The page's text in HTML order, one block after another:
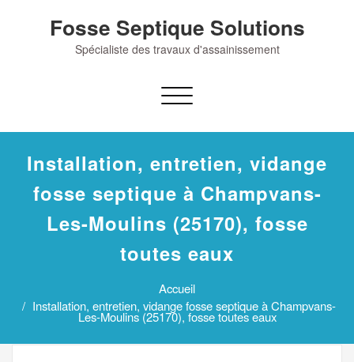
Fosse Septique Solutions
Spécialiste des travaux d'assainissement
Afficher/masquer
navigation
Installation, entretien, vidange
fosse septique à Champvans-
Les-Moulins (25170), fosse
toutes eaux
Accueil
Installation, entretien, vidange fosse septique à Champvans-
Les-Moulins (25170), fosse toutes eaux